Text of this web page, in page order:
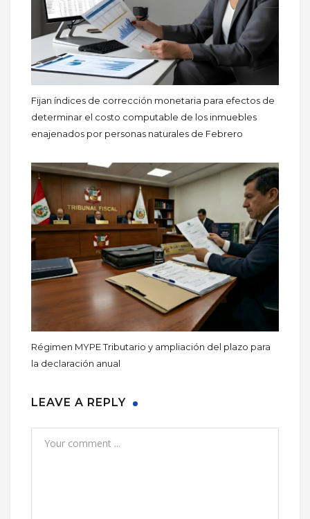
Fijan índices de corrección monetaria para efectos de
determinar el costo computable de los inmuebles
enajenados por personas naturales de Febrero
Régimen MYPE Tributario y ampliación del plazo para
la declaración anual
LEAVE A REPLY